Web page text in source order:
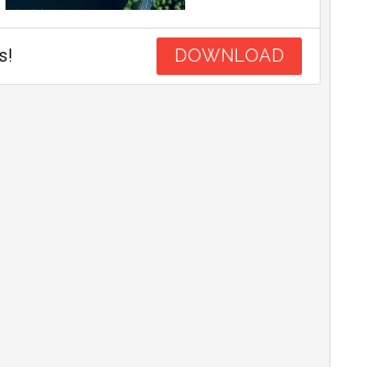
DOWNLOAD